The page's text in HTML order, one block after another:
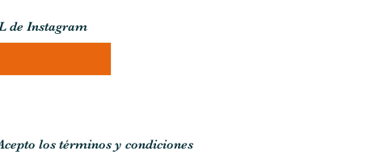
de Instagram
los términos y condiciones